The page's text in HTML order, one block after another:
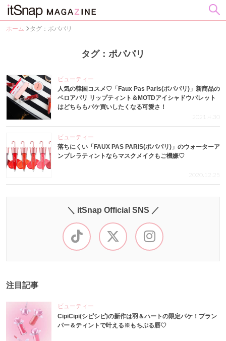
ホーム タグ：ポパパリ
タグ：ポパパリ
ビューティー
人気の韓国コスメ♡「Faux Pas Paris(ポパパリ)」新商品の
ベロアパリ リップティント＆MOTDアイシャドウパレット
はどちらもパケ買いしたくなる可愛さ！
2021.4.30
ビューティー
落ちにくい「FAUX PAS PARIS(ポパパリ)」のウォーターア
ンブレラティントならマスクメイクもご機嫌♡
2020.12.25
＼ itSnap Official SNS ／
注目記事
ビューティー
CipiCipi(シピシピ)の新作は羽＆ハートの限定パケ！プラン
パー＆ティントで叶える※もちぷる唇♡